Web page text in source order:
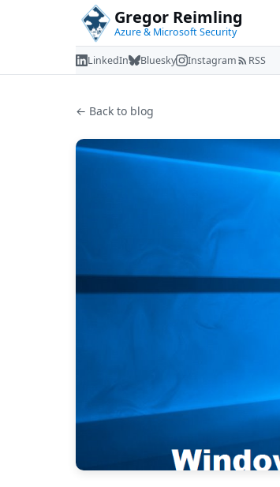
Gregor Reimling
Azure & Microsoft Security
LinkedIn Bluesky Instagram RSS
← Back to blog